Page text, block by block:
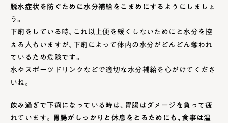
脱水症状を防ぐために水分補給をこまめにする ようにしましょ
う。
下痢をしている時、これ以上便を緩くしないためにと水分を控
える人もいますが、下痢によって体内の水分がどんどん奪われ
ているため危険です。
水やスポーツドリンクなどで適切な水分補給を心がけてくださ
いね。
飲み過ぎで下痢になっている時は、胃腸はダメージを負って疲
れています。 胃腸がしっかりと休息をとるためにも、食事は温